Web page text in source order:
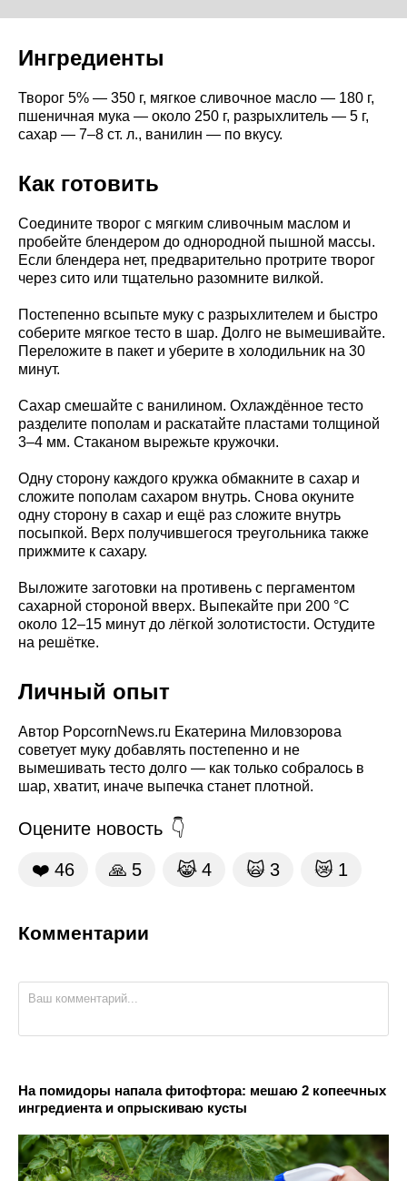
Ингредиенты
Творог 5% — 350 г, мягкое сливочное масло — 180 г,
пшеничная мука — около 250 г, разрыхлитель — 5 г,
сахар — 7–8 ст. л., ванилин — по вкусу.
Как готовить
Соедините творог с мягким сливочным маслом и
пробейте блендером до однородной пышной массы.
Если блендера нет, предварительно протрите творог
через сито или тщательно разомните вилкой.
Постепенно всыпьте муку с разрыхлителем и быстро
соберите мягкое тесто в шар. Долго не вымешивайте.
Переложите в пакет и уберите в холодильник на 30
минут.
Сахар смешайте с ванилином. Охлаждённое тесто
разделите пополам и раскатайте пластами толщиной
3–4 мм. Стаканом вырежьте кружочки.
Одну сторону каждого кружка обмакните в сахар и
сложите пополам сахаром внутрь. Снова окуните
одну сторону в сахар и ещё раз сложите внутрь
посыпкой. Верх получившегося треугольника также
прижмите к сахару.
Выложите заготовки на противень с пергаментом
сахарной стороной вверх. Выпекайте при 200 °C
около 12–15 минут до лёгкой золотистости. Остудите
на решётке.
Личный опыт
Автор PopcornNews.ru Екатерина Миловзорова
советует муку добавлять постепенно и не
вымешивать тесто долго — как только собралось в
шар, хватит, иначе выпечка станет плотной.
Оцените новость
❤️ 46 🙏 5 😹 4 🙀 3 😿 1
Комментарии
На помидоры напала фитофтора: мешаю 2 копеечных
ингредиента и опрыскиваю кусты